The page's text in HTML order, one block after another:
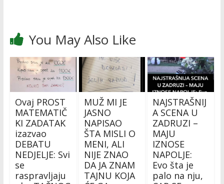
You May Also Like
Ovaj PROST
MATEMATIČ
KI ZADATAK
izazvao
DEBATU
NEDJELJE: Svi
se
raspravljaju
MUŽ MI JE
JASNO
NAPISAO
ŠTA MISLI O
MENI, ALI
NIJE ZNAO
DA JA ZNAM
TAJNU KOJA
NAJSTRAŠNIJ
A SCENA U
ZADRUZI –
MAJU
IZNOSE
NAPOLJE:
Evo šta je
palo na nju,